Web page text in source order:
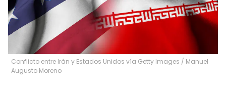
Conflicto entre Irán y Estados Unidos vía Getty Images / Manuel
Augusto Moreno